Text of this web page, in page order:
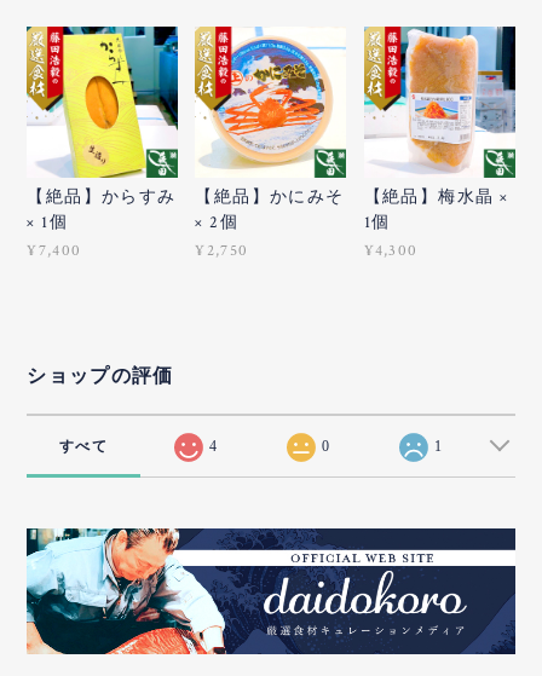
【絶品】からすみ
× 1個
¥7,400
【絶品】かにみそ
× 2個
¥2,750
【絶品】梅水晶 ×
1個
¥4,300
ショップの評価
すべて 4 0 1